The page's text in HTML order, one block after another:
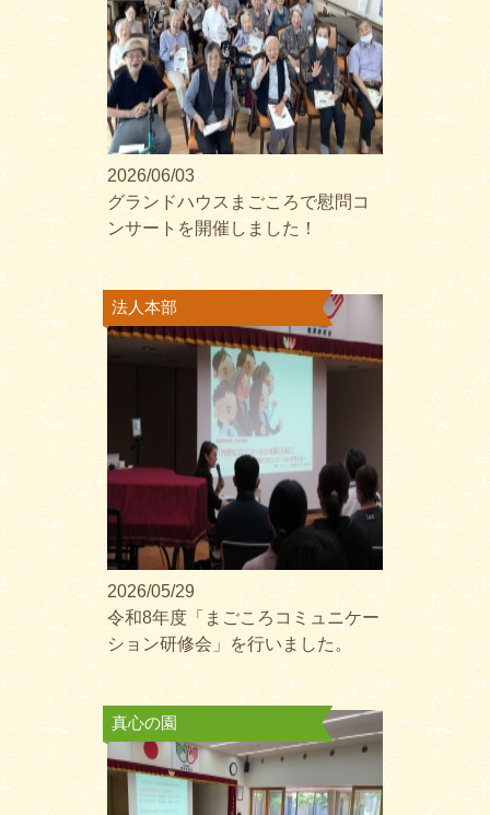
2026/06/03
グランドハウスまごころで慰問コ
ンサートを開催しました！
法人本部
2026/05/29
令和8年度「まごころコミュニケー
ション研修会」を行いました。
真心の園